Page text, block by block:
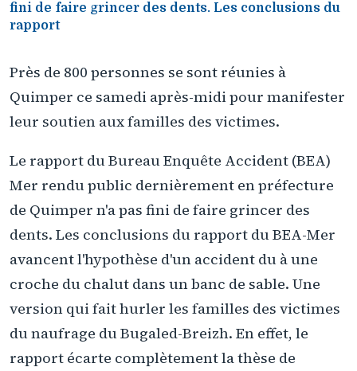
fini de faire grincer des dents. Les conclusions du
rapport
Près de 800 personnes se sont réunies à
Quimper ce samedi après-midi pour manifester
leur soutien aux familles des victimes.
Le rapport du Bureau Enquête Accident (BEA)
Mer rendu public dernièrement en préfecture
de Quimper n'a pas fini de faire grincer des
dents. Les conclusions du rapport du BEA-Mer
avancent l'hypothèse d'un accident du à une
croche du chalut dans un banc de sable. Une
version qui fait hurler les familles des victimes
du naufrage du Bugaled-Breizh. En effet, le
rapport écarte complètement la thèse de